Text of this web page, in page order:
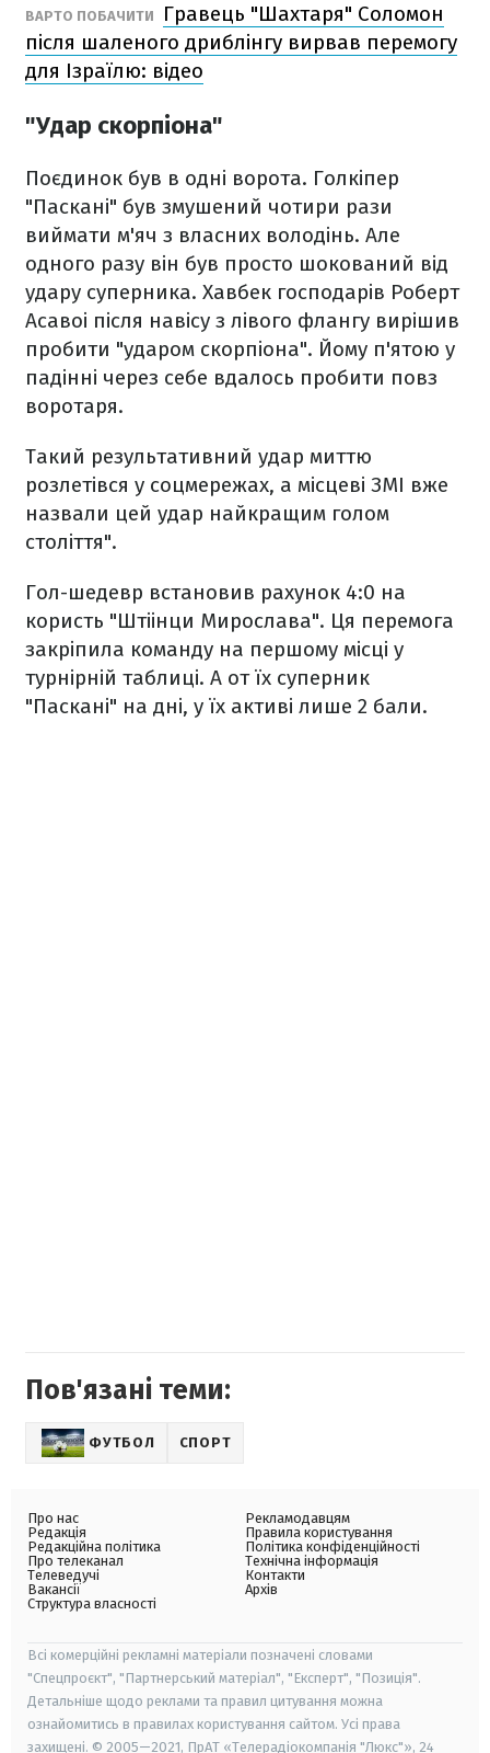
ВАРТО ПОБАЧИТИ
Гравець "Шахтаря" Соломон
після шаленого дриблінгу вирвав перемогу
для Ізраїлю: відео
"Удар скорпіона"
Поєдинок був в одні ворота. Голкіпер
"Паскані" був змушений чотири рази
виймати м'яч з власних володінь. Але
одного разу він був просто шокований від
удару суперника. Хавбек господарів Роберт
Асавоі після навісу з лівого флангу вирішив
пробити "ударом скорпіона". Йому п'ятою у
падінні через себе вдалось пробити повз
воротаря.
Такий результативний удар миттю
розлетівся у соцмережах, а місцеві ЗМІ вже
назвали цей удар найкращим голом
століття".
Гол-шедевр встановив рахунок 4:0 на
користь "Штіінци Мирослава". Ця перемога
закріпила команду на першому місці у
турнірній таблиці. А от їх суперник
"Паскані" на дні, у їх активі лише 2 бали.
Пов'язані теми:
ФУТБОЛ СПОРТ
Про нас
Редакція
Редакційна політика
Про телеканал
Телеведучі
Вакансії
Структура власності
Рекламодавцям
Правила користування
Політика конфіденційності
Технічна інформація
Контакти
Архів
Всі комерційні рекламні матеріали позначені словами
"Спецпроєкт", "Партнерський матеріал", "Експерт", "Позиція".
Детальніше щодо реклами та правил цитування можна
ознайомитись в правилах користування сайтом. Усі права
захищені. © 2005—2021, ПрАТ «Телерадіокомпанія "Люкс"», 24